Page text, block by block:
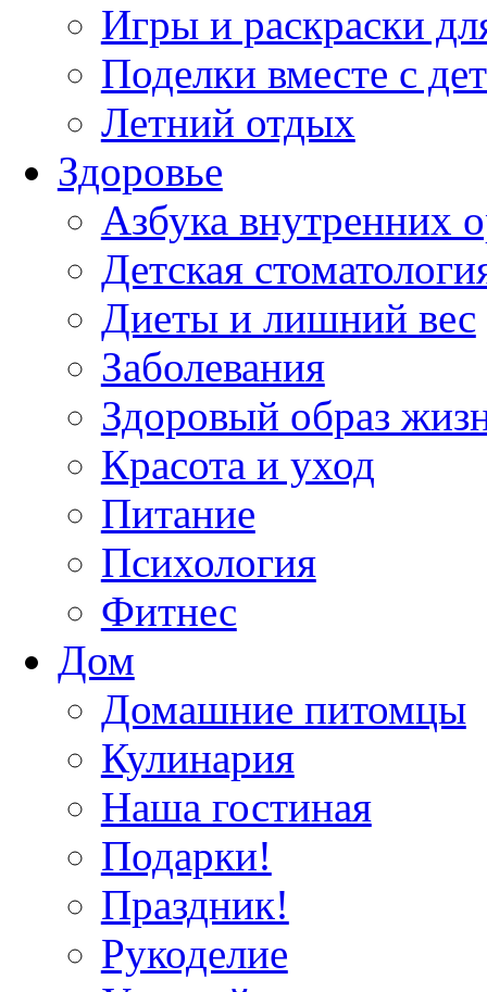
Игры и раскраски
Поделки вместе с
Летний отдых
Здоровье
Азбука внутренних
Детская
Диеты и лишний вес
Заболевания
Здоровый образ
Красота и уход
Питание
Психология
Фитнес
Дом
Домашние питомцы
Кулинария
Наша гостиная
Подарки!
Праздник!
Рукоделие